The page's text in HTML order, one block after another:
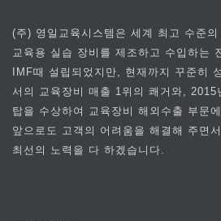
(주) 영일교육시스템은 세계 최고 수준의
교육용 실습 장비를 제조하고 수입하는
IMF때 설립되었지만, 현재까지 꾸준히
서의 교육장비 매출 1위의 쾌거와, 2015
탑을 수상하여 교육장비 해외수출 부문
앞으로도 고객의 어려움을 해결해 주면
최선의 노력을 다 하겠습니다.